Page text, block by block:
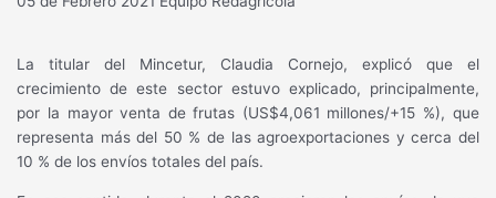
La titular del Mincetur, Claudia Cornejo, explicó que el
crecimiento de este sector estuvo explicado, principalmente,
por la mayor venta de frutas (US$4,061 millones/+15 %), que
representa más del 50 % de las agroexportaciones y cerca del
10 % de los envíos totales del país.